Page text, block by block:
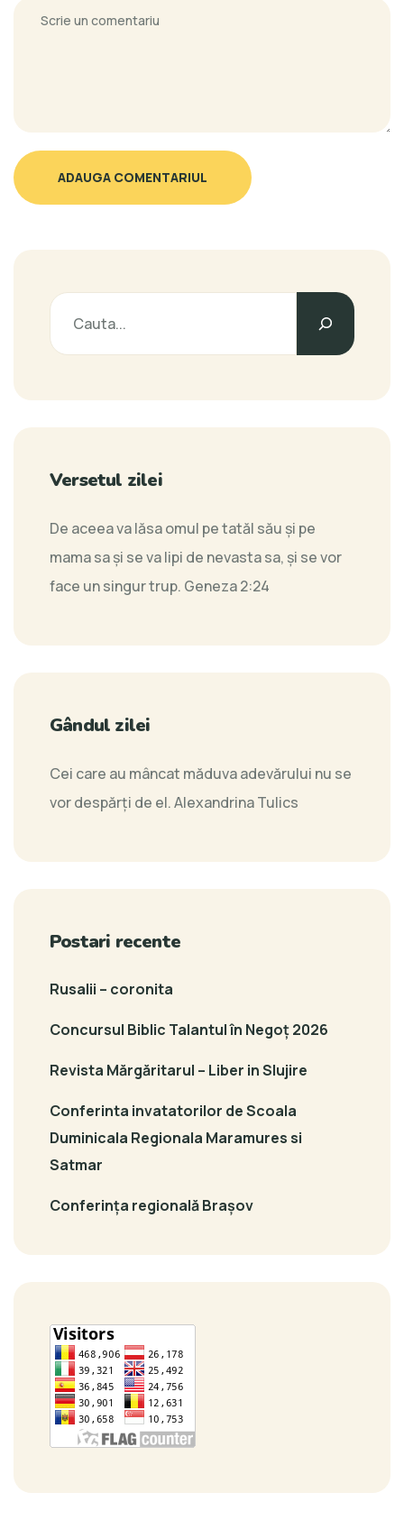
ADAUGA COMENTARIUL
Versetul zilei
De aceea va lăsa omul pe tatăl său şi pe
mama sa şi se va lipi de nevasta sa, şi se vor
face un singur trup. Geneza 2:24
Gândul zilei
Cei care au mâncat măduva adevărului nu se
vor despărți de el.Alexandrina Tulics
Postari recente
Rusalii – coronita
Concursul Biblic Talantul în Negoț 2026
Revista Mărgăritarul – Liber in Slujire
Conferinta invatatorilor de Scoala
Duminicala Regionala Maramures si
Satmar
Conferința regională Brașov